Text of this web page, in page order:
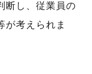
断し、従業員の
が考えられま